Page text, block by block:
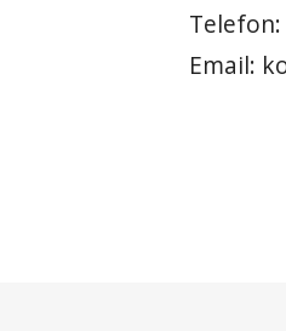
Telefon:
Email: